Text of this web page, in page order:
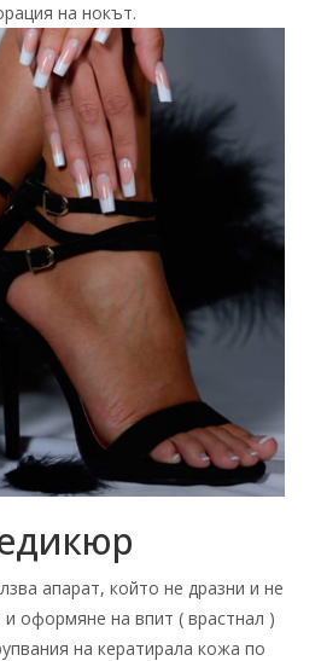
на нокът.
апарат, който не дразни и не
и оформяне на впит ( врастнал )
на кератирала кожа по